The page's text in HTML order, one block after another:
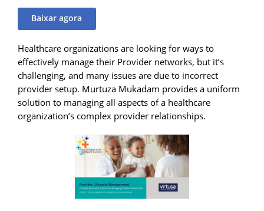
Baixar agora
Healthcare organizations are looking for ways to
effectively manage their Provider networks, but it’s
challenging, and many issues are due to incorrect
provider setup. Murtuza Mukadam provides a uniform
solution to managing all aspects of a healthcare
organization’s complex provider relationships.